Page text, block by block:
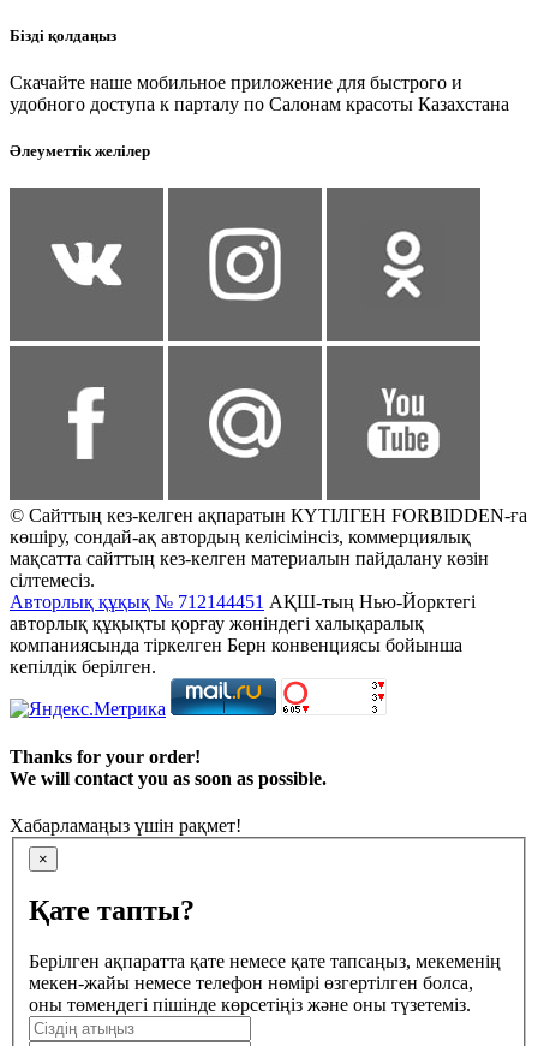
Бізді қолдаңыз
Скачайте наше мобильное приложение для быстрого и
удобного доступа к парталу по Салонам красоты Казахстана
Әлеуметтік желілер
© Сайттың кез-келген ақпаратын КҮТІЛГЕН FORBIDDEN-ға
көшіру, сондай-ақ автордың келісімінсіз, коммерциялық
мақсатта сайттың кез-келген материалын пайдалану көзін
сілтемесіз.
Авторлық құқық № 712144451 АҚШ-тың Нью-Йорктегі
авторлық құқықты қорғау жөніндегі халықаралық
компаниясында тіркелген Берн конвенциясы бойынша
кепілдік берілген.
Thanks for your order!
We will contact you as soon as possible.
Хабарламаңыз үшін рақмет!
×
Қате тапты?
Берілген ақпаратта қате немесе қате тапсаңыз, мекеменің
мекен-жайы немесе телефон нөмірі өзгертілген болса,
оны төмендегі пішінде көрсетіңіз және оны түзетеміз.